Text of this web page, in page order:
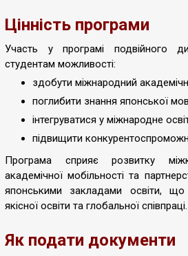
Цінність програми
Участь у програмі подвійного
студентам можливості:
здобути міжнародний
поглибити знання японської
інтегруватися у міжнародне
підвищити
Програма сприяє розвитку
академічної мобільності та
японськими закладами освіти, що
якісної освіти та глобальної співпраці.
Як подати документи